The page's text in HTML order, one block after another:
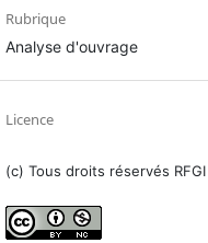
Rubrique
Analyse d'ouvrage
Licence
(c) Tous droits réservés RFGI